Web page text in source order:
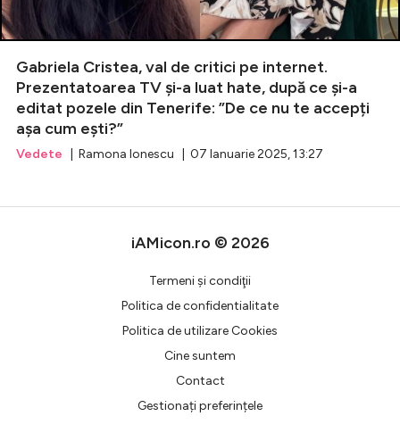
Celebrități
Breaking News
Intră în cont
Creează cont
Gabriela Cristea, val de critici pe internet.
Prezentatoarea TV și-a luat hate, după ce și-a
editat pozele din Tenerife: ”De ce nu te accepți
așa cum ești?”
Vedete | Ramona Ionescu | 07 Ianuarie 2025, 13:27
iAMicon.ro © 2026
Termeni şi condiţii
Politica de confidentialitate
Politica de utilizare Cookies
Cine suntem
Contact
Gestionați preferințele